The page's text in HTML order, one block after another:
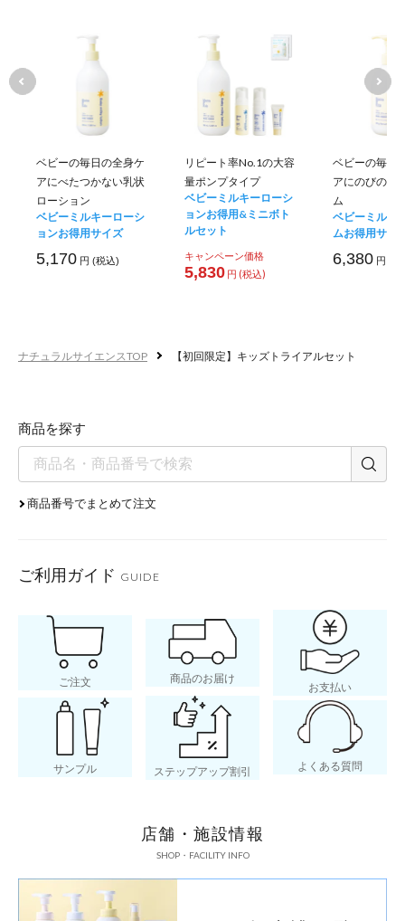
ベビーの毎日の全身ケ
アにべたつかない乳状
ローション
ベビーミルキーローシ
ョンお得用サイズ
5,170 円 (税込)
リピート率No.1の大容
量ポンプタイプ
ベビーミルキーローシ
ョンお得用&ミニボト
ルセット
キャンペーン価格
5,830 円 (税込)
ベビーの毎日
アにのびのい
ム
ベビーミルキ
ムお得用サイ
6,380 円 (税
ナチュラルサイエンスTOP 【初回限定】キッズトライアルセット
商品を探す
商品番号でまとめて注文
ご利用ガイド GUIDE
ご注文 商品のお届け
お支払い
サンプル ステップアップ割引 よくある質問
店舗・施設情報
SHOP・FACILITY INFO